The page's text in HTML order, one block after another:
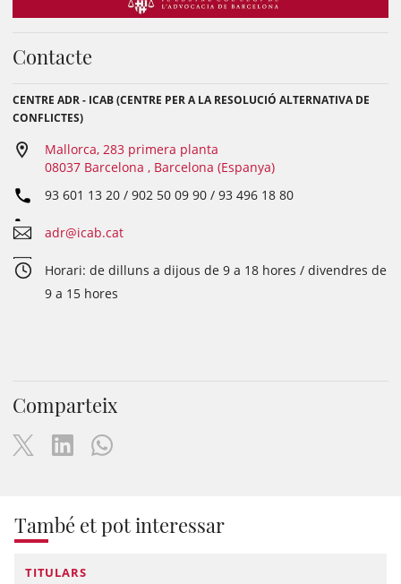
Contacte
CENTRE ADR - ICAB (CENTRE PER A LA RESOLUCIÓ ALTERNATIVA DE
CONFLICTES)
Mallorca, 283 primera planta
08037 Barcelona , Barcelona (Espanya)
93 601 13 20 / 902 50 09 90 / 93 496 18 80
adr@icab.cat
Horari: de dilluns a dijous de 9 a 18 hores / divendres de
9 a 15 hores
Comparteix
També et pot interessar
TITULARS